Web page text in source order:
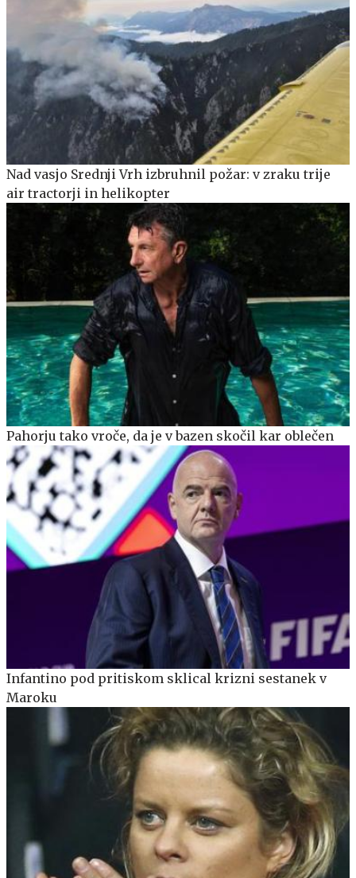
Nad vasjo Srednji Vrh izbruhnil požar: v zraku trije
air tractorji in helikopter
Pahorju tako vroče, da je v bazen skočil kar oblečen
Infantino pod pritiskom sklical krizni sestanek v
Maroku